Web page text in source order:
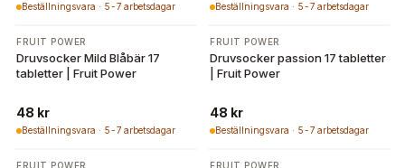
Beställningsvara · 5-7 arbetsdagar Beställningsvara · 5-7 arbetsdagar
FRUIT POWER
Druvsocker Mild Blåbär 17
tabletter | Fruit Power
48 kr
Beställningsvara · 5-7 arbetsdagar
FRUIT POWER
Druvsocker passion 17 tabletter
| Fruit Power
48 kr
Beställningsvara · 5-7 arbetsdagar
FRUIT POWER FRUIT POWER